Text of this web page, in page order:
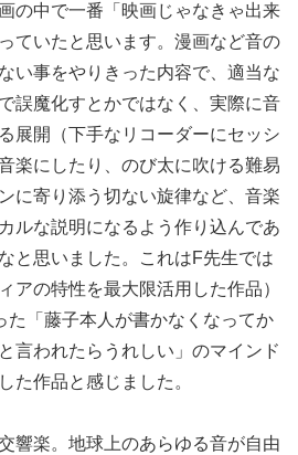
の中で一番「映画じゃなきゃ出来
ていたと思います。漫画など音の
い事をやりきった内容で、適当な
誤魔化すとかではなく、実際に音
展開（下手なリコーダーにセッシ
楽にしたり、のび太に吹ける難易
に寄り添う切ない旋律など、音楽
ルな説明になるよう作り込んであ
と思いました。これはF先生では
アの特性を最大限活用した作品）
た「藤子本人が書かなくなってか
言われたらうれしい」のマインド
た作品と感じました。
響楽。地球上のあらゆる音が自由